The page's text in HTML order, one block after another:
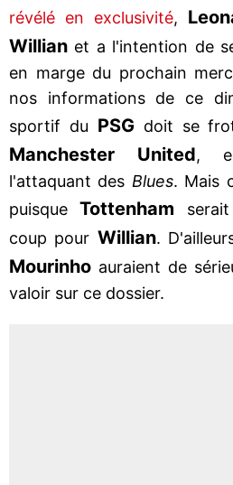
révélé en exclusivité,
Willian et a l'intention de
en marge du prochain
nos informations de ce
sportif du PSGdoit se
Manchester United,
l'attaquant des Blues. Mais
puisqueTottenham
coup pour Willian.
Mourinho auraient de
valoir sur ce dossier.